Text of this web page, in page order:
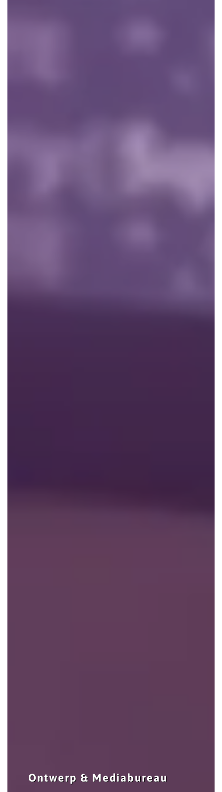
Ontwerp & Mediabureau